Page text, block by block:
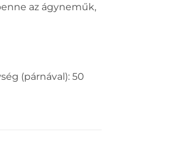
az ágyneműk,
(párnával): 50